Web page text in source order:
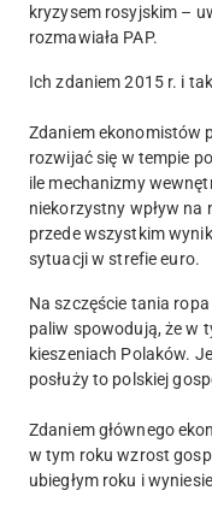
kryzysem rosyjskim –
rozmawiała PAP.
Ich zdaniem 2015 r. i
Zdaniem ekonomistów
rozwijać się w tempie
ile mechanizmy
niekorzystny wpływ na
przede wszystkim
sytuacji w strefie euro.
Na szczęście tania
paliw spowodują, że w
kieszeniach Polaków.
posłuży to polskiej
Zdaniem głównego
w tym roku wzrost
ubiegłym roku i